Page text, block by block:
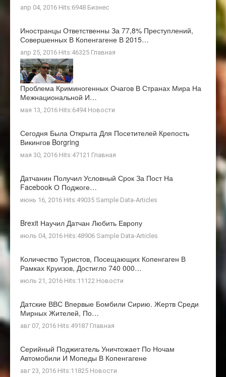
апр 04, 2016 Hits:6948 Бизнес
Иностранцы Ответственны За 77,8% Преступлений,
Совершенных В Копенгагене В 2015…
апр 25, 2016 Hits:46325 Главная
Проблема Криминогенных Очагов В Странах Мира На
Межнациональной И…
мая 13, 2016 Hits:6494 Новости
Сегодня Была Открыта Для Посетителей Крепость
Викингов Borgring
мая 30, 2016 Hits:47121 Главная
Датчанин Получил Условный Срок За Пост На
Facebook О Поджоге…
июнь 16, 2016 Hits:49035 Sample Data-Articles
Brexit Научил Датчан Любить Европу
июль 04, 2016 Hits:48906 Sample Data-Articles
Количество Туристов, Посещающих Копенгаген В
Рамках Круизов, Достигло 740 000…
июль 21, 2016 Hits:11122 Новости
Датские ВВС Впервые Бомбили Сирию. Жертв Среди
Мирных Жителей, По…
авг 07, 2016 Hits:49187 Главная
Серийный Поджигатель Уничтожает По Ночам
Автомобили И Мопеды В Копенгагене
авг 23, 2016 Hits:11825 Новости